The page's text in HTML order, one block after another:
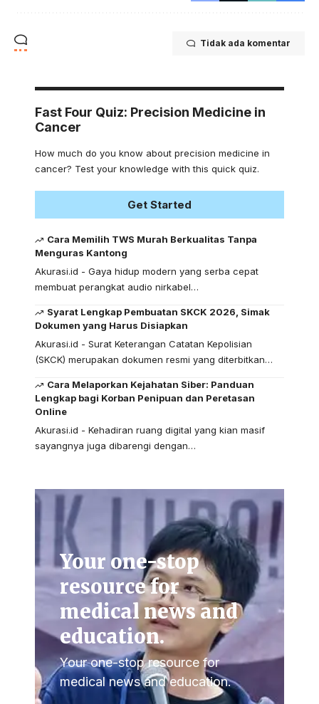
Tidak ada komentar
Fast Four Quiz: Precision Medicine in
Cancer
How much do you know about precision medicine in
cancer? Test your knowledge with this quick quiz.
Get Started
Cara Memilih TWS Murah Berkualitas Tanpa
Menguras Kantong
Akurasi.id - Gaya hidup modern yang serba cepat
membuat perangkat audio nirkabel…
Syarat Lengkap Pembuatan SKCK 2026, Simak
Dokumen yang Harus Disiapkan
Akurasi.id - Surat Keterangan Catatan Kepolisian
(SKCK) merupakan dokumen resmi yang diterbitkan…
Cara Melaporkan Kejahatan Siber: Panduan
Lengkap bagi Korban Penipuan dan Peretasan
Online
Akurasi.id - Kehadiran ruang digital yang kian masif
sayangnya juga dibarengi dengan…
Your one-stop
resource for
medical news and
education.
Your one-stop resource for
medical news and education.